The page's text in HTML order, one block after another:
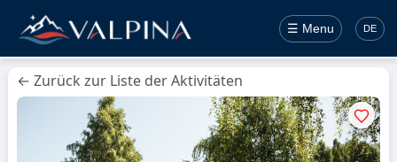
☰ Menu DE
← Zurück zur Liste der Aktivitäten